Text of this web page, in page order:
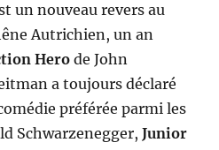
un nouveau revers au
Autrichien, un an
Herode John
a toujours déclaré
préférée parmi les
Schwarzenegger,Junior